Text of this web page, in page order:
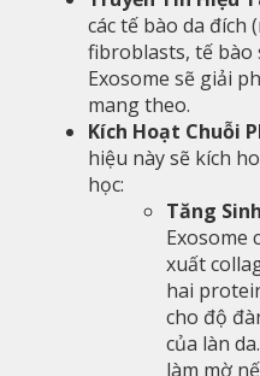
các tế bào da đích
fibroblasts, tế bào
Exosome sẽ giải
mang theo.
Kích Hoạt Chuỗi
hiệu này sẽ kích
học:
Tăng
Exosome
xuất
hai
cho độ
của làn
làm mờ